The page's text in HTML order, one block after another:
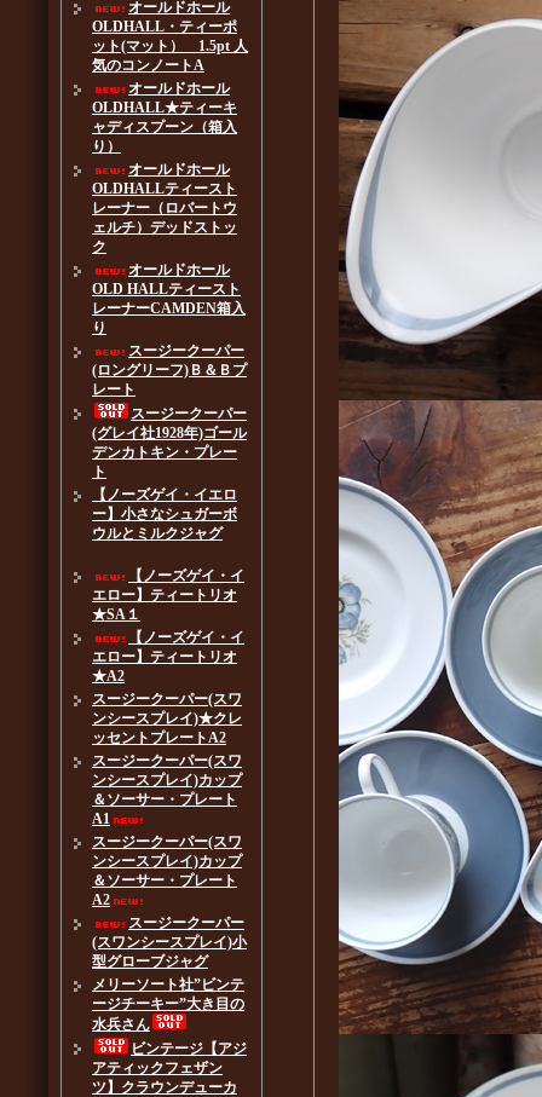
オールドホール
OLDHALL・ティーポ
ット(マット） 1.5pt 人
気のコンノートA
オールドホール
OLDHALL★ティーキ
ャディスプーン（箱入
り）
オールドホール
OLDHALLティースト
レーナー（ロバートウ
ェルチ）デッドストッ
ク
オールドホール
OLD HALLティースト
レーナーCAMDEN箱入
り
スージークーパー
(ロングリーフ)Ｂ＆Ｂプ
レート
スージークーパー
(グレイ社1928年)ゴール
デンカトキン・プレー
ト
【ノーズゲイ・イエロ
ー】小さなシュガーボ
ウルとミルクジャグ
【ノーズゲイ・イ
エロー】ティートリオ
★SA１
【ノーズゲイ・イ
エロー】ティートリオ
★A2
スージークーパー(スワ
ンシースプレイ)★クレ
ッセントプレートA2
スージークーパー(スワ
ンシースプレイ)カップ
＆ソーサー・プレート
A1
スージークーパー(スワ
ンシースプレイ)カップ
＆ソーサー・プレート
A2
スージークーパー
(スワンシースプレイ)小
型グローブジャグ
メリーソート社”ビンテ
ージチーキー”大き目の
水兵さん
ビンテージ【アジ
アティックフェザン
ツ】クラウンデューカ